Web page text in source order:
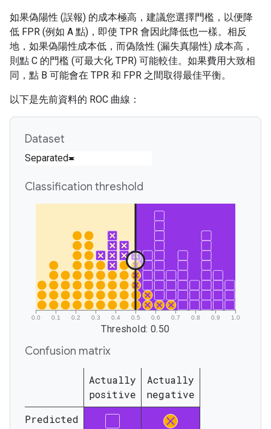
如果偽陽性 (誤報) 的成本極高，建議您選擇門檻，以便降
低 FPR (例如 A 點)，即使 TPR 會因此降低也一樣。相反
地，如果偽陽性成本低，而偽陰性 (漏失真陽性) 成本高，
則點 C 的門檻 (可最大化 TPR) 可能較佳。如果費用大致相
同，點 B 可能會在 TPR 和 FPR 之間取得最佳平衡。
以下是先前資料的 ROC 曲線：